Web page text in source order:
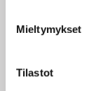
Mieltymykset
Tilastot
la 26.9.klo 18
la 10.10.